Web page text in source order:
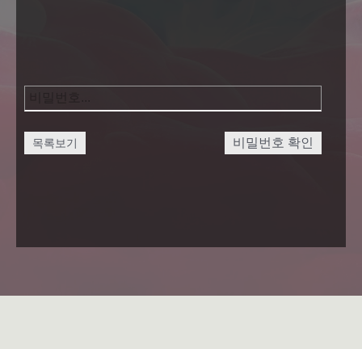
목록보기 비밀번호 확인